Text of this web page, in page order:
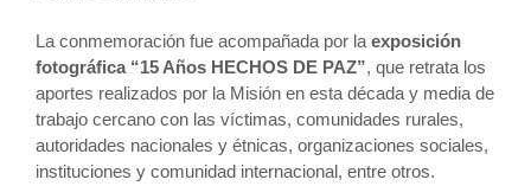
La conmemoración fue acompañada por la exposición
fotográfica “15 Años HECHOS DE PAZ”, que retrata los
aportes realizados por la Misión en esta década y media de
trabajo cercano con las víctimas, comunidades rurales,
autoridades nacionales y étnicas, organizaciones sociales,
instituciones y comunidad internacional, entre otros.